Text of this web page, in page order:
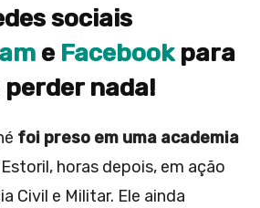
sociais
e Facebookpara
perder nada!
foi preso em uma academia
horas depois, em ação
Civil e Militar. Ele ainda